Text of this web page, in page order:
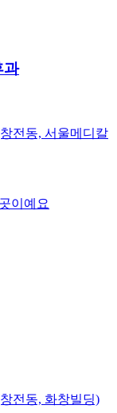
과
전동, 서울메디칼
이예요
전동, 화창빌딩)